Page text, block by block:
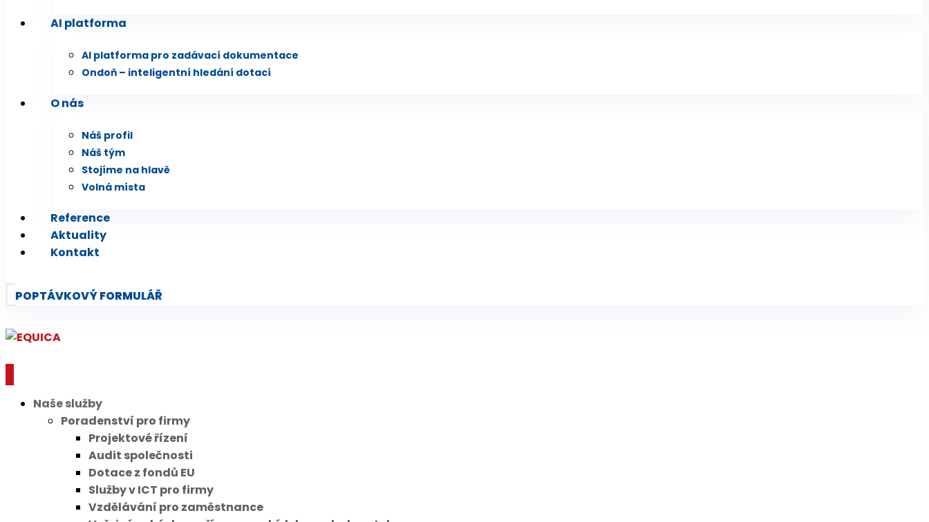
AI platforma
AI platforma pro zadávací dokumentace
Ondoň – inteligentní hledání dotací
O nás
Náš profil
Náš tým
Stojíme na hlavě
Volná místa
Reference
Aktuality
Kontakt
POPTÁVKOVÝ FORMULÁŘ
Naše služby
Poradenství pro firmy
Projektové řízení
Audit společnosti
Dotace z fondů EU
Služby v ICT pro firmy
Vzdělávání pro zaměstnance